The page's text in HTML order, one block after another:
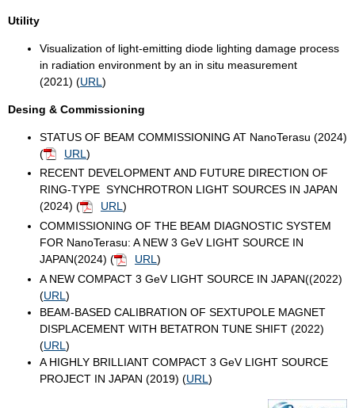
Utility
Visualization of light-emitting diode lighting damage process
in radiation environment by an in situ measurement
(2021) (URL )
Desing & Commissioning
STATUS OF BEAM COMMISSIONING AT NanoTerasu (2024)
(
URL )
RECENT DEVELOPMENT AND FUTURE DIRECTION OF
RING-TYPE SYNCHROTRON LIGHT SOURCES IN JAPAN
(2024) (
URL)
COMMISSIONING OF THE BEAM DIAGNOSTIC SYSTEM
FOR NanoTerasu: A NEW 3 GeV LIGHT SOURCE IN
JAPAN(2024) (
URL )
A NEW COMPACT 3 GeV LIGHT SOURCE IN JAPAN((2022)
(URL )
BEAM-BASED CALIBRATION OF SEXTUPOLE MAGNET
DISPLACEMENT WITH BETATRON TUNE SHIFT (2022)
(URL )
A HIGHLY BRILLIANT COMPACT 3 GeV LIGHT SOURCE
PROJECT IN JAPAN (2019) (URL )